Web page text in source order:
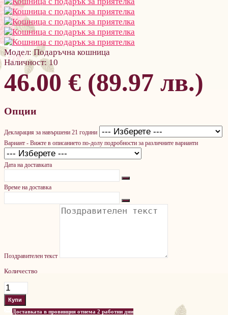
Модел:Подаръчна кошница
Наличност:10
46.00 € (89.97 лв.)
Опции
Декларация за навършени 21 години
Вариант - Вижте в описанието по-долу подробности за различните варианти
Дата на доставката
Време на доставка
Поздравителен текст
Количество
Доставката в провинция отнема 2 работни дни